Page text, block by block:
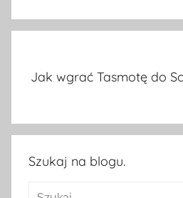
Jak wgrać Tasmotę do
Szukaj na blogu.
Szukaj: